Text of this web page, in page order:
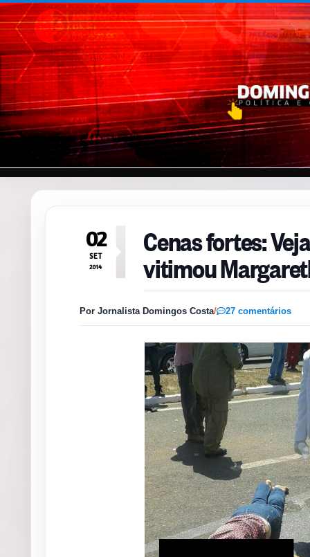
Pular para o conteúdo
02
SET
2014
Cenas fortes:
vitimou
Por Jornalista Domingos Costa/ 27 comentários